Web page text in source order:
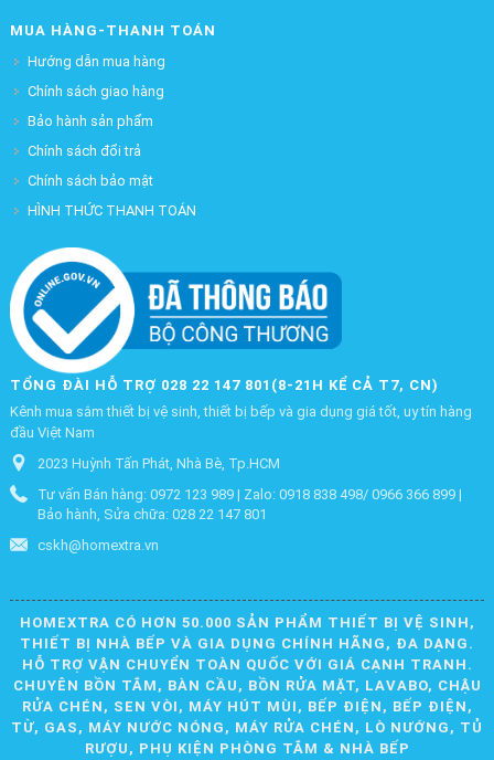
MUA HÀNG-THANH TOÁN
Hướng dẫn mua hàng
Chính sách giao hàng
Bảo hành sản phẩm
Chính sách đổi trả
Chính sách bảo mật
HÌNH THỨC THANH TOÁN
TỔNG ĐÀI HỖ TRỢ 028 22 147 801(8-21H KỂ CẢ T7, CN)
Kênh mua sắm thiết bị vệ sinh, thiết bị bếp và gia dụng giá tốt, uy tín hàng
đầu Việt Nam
2023 Huỳnh Tấn Phát, Nhà Bè, Tp.HCM
Tư vấn Bán hàng: 0972 123 989 | Zalo: 0918 838 498/ 0966 366 899 |
Bảo hành, Sửa chữa: 028 22 147 801
cskh@homextra.vn
HOMEXTRA CÓ HƠN 50.000 SẢN PHẨM THIẾT BỊ VỆ SINH,
THIẾT BỊ NHÀ BẾP VÀ GIA DỤNG CHÍNH HÃNG, ĐA DẠNG.
HỖ TRỢ VẬN CHUYỂN TOÀN QUỐC VỚI GIÁ CẠNH TRANH.
CHUYÊN BỒN TẮM, BÀN CẦU, BỒN RỬA MẶT, LAVABO, CHẬU
RỬA CHÉN, SEN VÒI, MÁY HÚT MÙI, BẾP ĐIỆN, BẾP ĐIỆN,
TỪ, GAS, MÁY NƯỚC NÓNG, MÁY RỬA CHÉN, LÒ NƯỚNG, TỦ
RƯỢU, PHỤ KIỆN PHÒNG TẮM & NHÀ BẾP